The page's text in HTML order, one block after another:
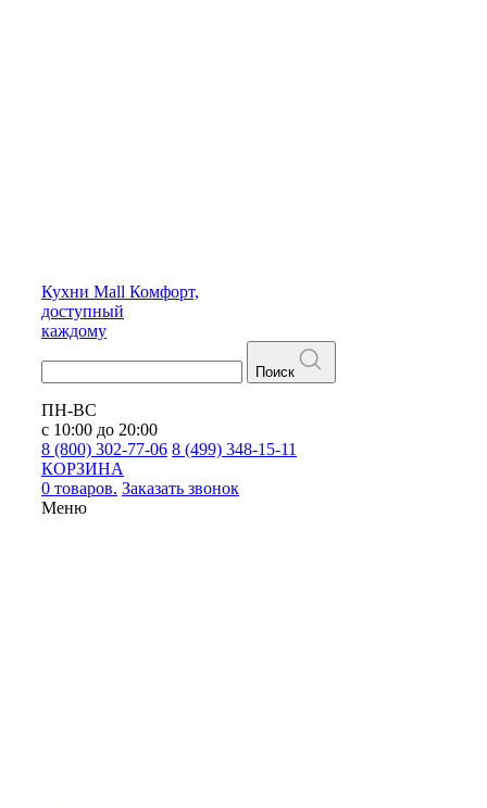
Кухни Mall Комфорт,
доступный
каждому
Поиск
ПН-ВС
с 10:00 до 20:00
8 (800) 302-77-06 8 (499) 348-15-11
КОРЗИНА
0 товаров. Заказать звонок
Меню